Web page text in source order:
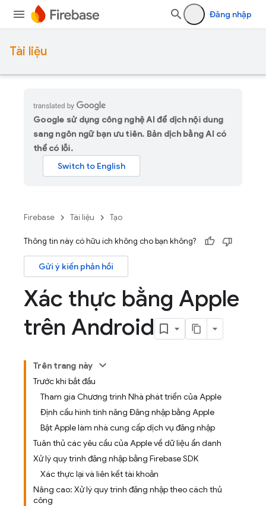
Đăng nhập
Tài liệu
Google sử dụng công nghệ AI để dịch nội dung
sang ngôn ngữ bạn ưu tiên. Bản dịch bằng AI có
thể có lỗi.
Firebase Tài liệu Tạo
Thông tin này có hữu ích không cho bạn không?
Gửi ý kiến phản hồi
Xác thực bằng Apple
trên Android
Trên trang này
Trước khi bắt đầu
Tham gia Chương trình Nhà phát triển của Apple
Định cấu hình tính năng Đăng nhập bằng Apple
Bật Apple làm nhà cung cấp dịch vụ đăng nhập
Tuân thủ các yêu cầu của Apple về dữ liệu ẩn danh
Xử lý quy trình đăng nhập bằng Firebase SDK
Xác thực lại và liên kết tài khoản
Nâng cao: Xử lý quy trình đăng nhập theo cách thủ
công